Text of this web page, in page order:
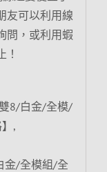
友可以利用線
問，或利用蝦
！
8/白金/全模/
,
金/全模組/全